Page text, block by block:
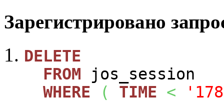
Зарегистрировано
DELETE
FROM jos_session
WHERE
( TIME <